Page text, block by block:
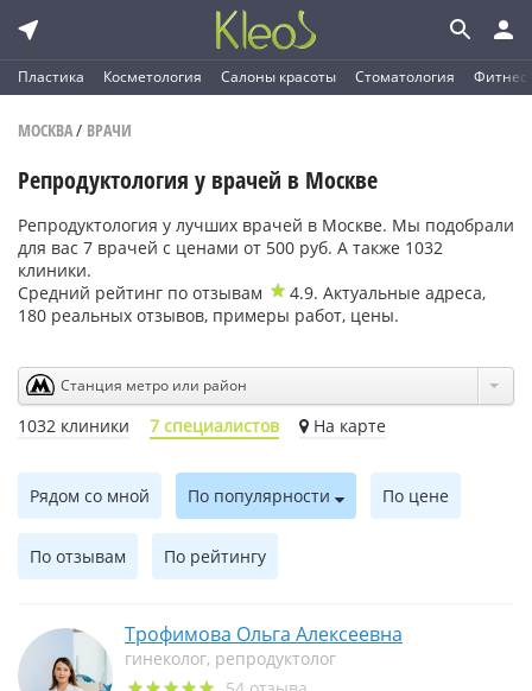
Пластика Косметология Салоны красоты Стоматология Фитнес
МОСКВА/ ВРАЧИ
Репродуктология у врачей в Москве
Репродуктология у лучших врачей в Москве. Мы подобрали
для вас 7 врачей с ценами от 500 руб. А также 1032
клиники.
Средний рейтинг по отзывам
4.9. Актуальные адреса,
180 реальных отзывов, примеры работ, цены.
Станция метро или район
1032 клиники 7 специалистов На карте
Рядом со мной По популярности По цене
По отзывам По рейтингу
Трофимова Ольга Алексеевна
гинеколог, репродуктолог